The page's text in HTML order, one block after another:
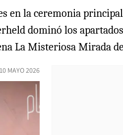
en la ceremonia
dominó los
La Misteriosa Mirada
10 MAYO 2026